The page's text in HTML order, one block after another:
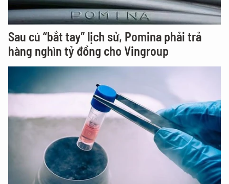
Sau cú “bắt tay” lịch sử, Pomina phải trả
hàng nghìn tỷ đồng cho Vingroup